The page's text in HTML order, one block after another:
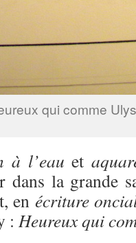
qui comme
à l’eau et
dans la grande
en écriture
: Heureux qui